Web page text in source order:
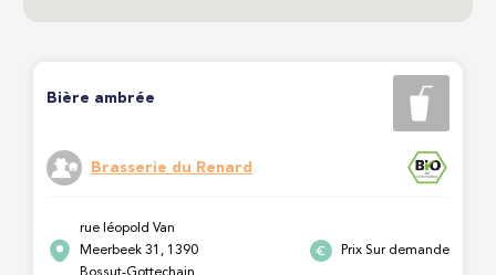
Bière ambrée
Brasserie du Renard
rue léopold Van
Meerbeek 31, 1390
Prix Sur demande